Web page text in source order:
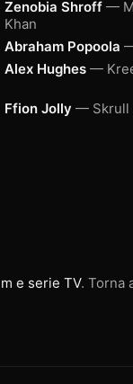
Zenobia Shroff —
Khan
Abraham Popoola
Alex Hughes —
Ffion Jolly — Skrull
e serie TV. Torna